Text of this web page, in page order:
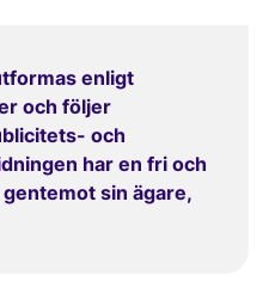
enligt
och följer
och
har en fri och
sin ägare,